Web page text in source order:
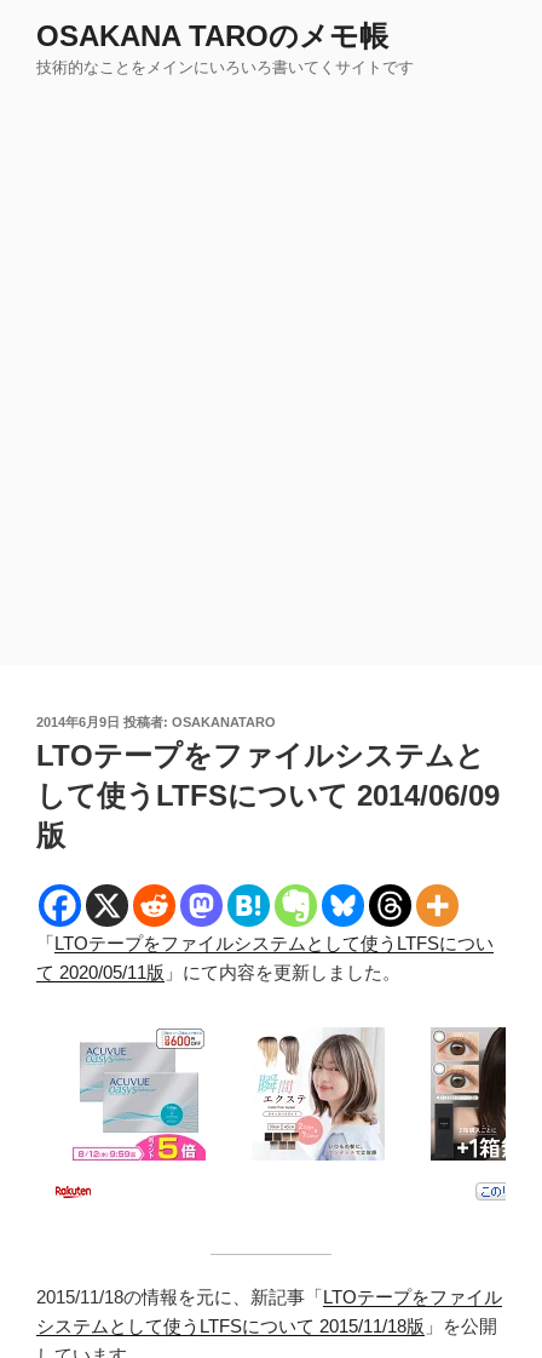
OSAKANA TAROのメモ帳
技術的なことをメインにいろいろ書いてくサイトです
投
稿
日:
2014年6月9日 投稿者: OSAKANATARO
LTOテープをファイルシステムと
して使うLTFSについて 2014/06/09
版
「LTOテープをファイルシステムとして使うLTFSについ
て 2020/05/11版 」にて内容を更新しました。
2015/11/18の情報を元に、新記事「LTOテープをファイル
システムとして使うLTFSについて 2015/11/18版 」を公開